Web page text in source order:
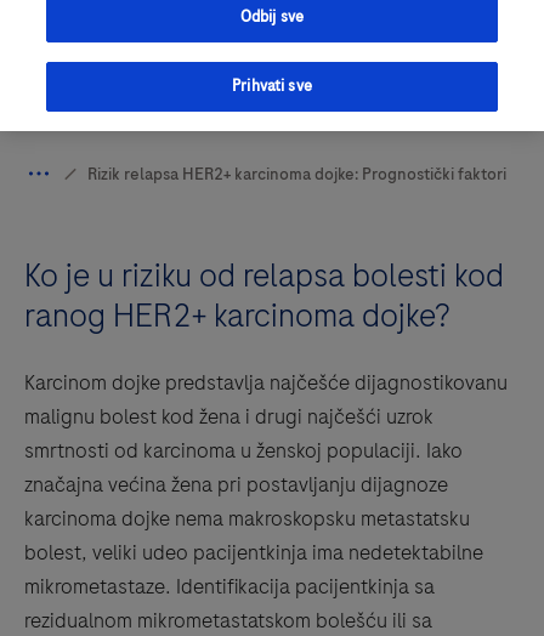
Ko je u riziku od relapsa bolesti kod
ranog HER2+ karcinoma dojke?
Karcinom dojke predstavlja najčešće dijagnostikovanu
malignu bolest kod žena i drugi najčešći uzrok
smrtnosti od karcinoma u ženskoj populaciji. Iako
značajna većina žena pri postavljanju dijagnoze
karcinoma dojke nema makroskopsku metastatsku
bolest, veliki udeo pacijentkinja ima nedetektabilne
mikrometastaze. Identifikacija pacijentkinja sa
rezidualnom mikrometastatskom bolešću ili sa
Odbij sve
Prihvati sve